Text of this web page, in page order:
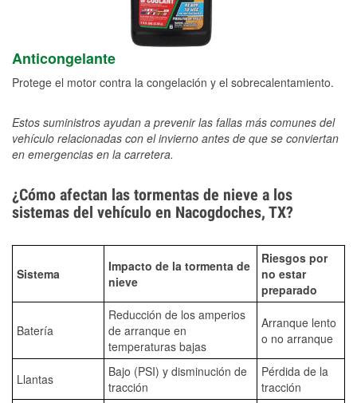
Anticongelante
Protege el motor contra la congelación y el sobrecalentamiento.
Estos suministros ayudan a prevenir las fallas más comunes del
vehículo relacionadas con el invierno antes de que se conviertan
en emergencias en la carretera.
¿Cómo afectan las tormentas de nieve a los
sistemas del vehículo en Nacogdoches, TX?
Sistema
Impacto de la tormenta de
nieve
Riesgos por
no estar
preparado
Batería
Reducción de los amperios
de arranque en
temperaturas bajas
Arranque lento
o no arranque
Llantas
Bajo (PSI) y disminución de
tracción
Pérdida de la
tracción